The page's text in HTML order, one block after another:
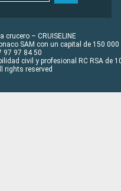
crucero – CRUISELINE
SAM con un capital de 150 000
97 97 84 50
civil y profesional RC RSA de
rights reserved